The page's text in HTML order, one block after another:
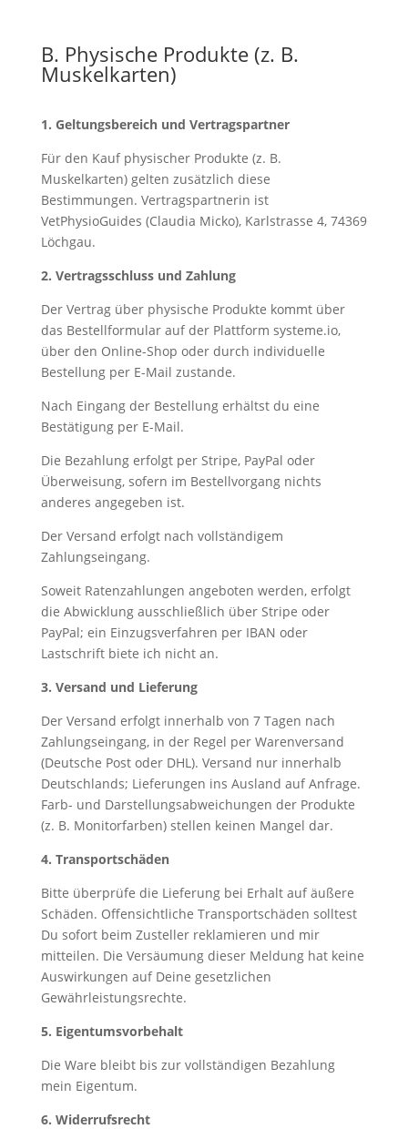
B. Physische Produkte (z. B.
Muskelkarten)
1. Geltungsbereich und Vertragspartner
Für den Kauf physischer Produkte (z. B.
Muskelkarten) gelten zusätzlich diese
Bestimmungen. Vertragspartnerin ist
VetPhysioGuides (Claudia Micko), Karlstrasse 4, 74369
Löchgau.
2. Vertragsschluss und Zahlung
Der Vertrag über physische Produkte kommt über
das Bestellformular auf der Plattform systeme.io,
über den Online-Shop oder durch individuelle
Bestellung per E-Mail zustande.
Nach Eingang der Bestellung erhältst du eine
Bestätigung per E-Mail.
Die Bezahlung erfolgt per Stripe, PayPal oder
Überweisung, sofern im Bestellvorgang nichts
anderes angegeben ist.
Der Versand erfolgt nach vollständigem
Zahlungseingang.
Soweit Ratenzahlungen angeboten werden, erfolgt
die Abwicklung ausschließlich über Stripe oder
PayPal; ein Einzugsverfahren per IBAN oder
Lastschrift biete ich nicht an.
3. Versand und Lieferung
Der Versand erfolgt innerhalb von 7 Tagen nach
Zahlungseingang, in der Regel per Warenversand
(Deutsche Post oder DHL). Versand nur innerhalb
Deutschlands; Lieferungen ins Ausland auf Anfrage.
Farb- und Darstellungsabweichungen der Produkte
(z. B. Monitorfarben) stellen keinen Mangel dar.
4. Transportschäden
Bitte überprüfe die Lieferung bei Erhalt auf äußere
Schäden. Offensichtliche Transportschäden solltest
Du sofort beim Zusteller reklamieren und mir
mitteilen. Die Versäumung dieser Meldung hat keine
Auswirkungen auf Deine gesetzlichen
Gewährleistungsrechte.
5. Eigentumsvorbehalt
Die Ware bleibt bis zur vollständigen Bezahlung
mein Eigentum.
6. Widerrufsrecht